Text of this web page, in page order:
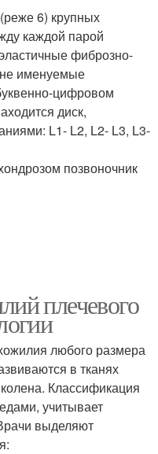
6) крупных
каждой парой
фиброзно-
именуемые
цифровом
диск,
L1- L2, L2- L3, L3-
позвоночник
плечевого
любого размера
в тканях
Классификация
учитывает
выделяют